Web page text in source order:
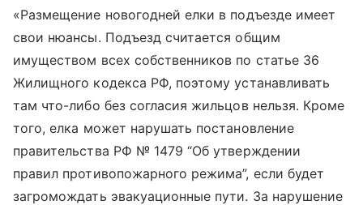
«Размещение новогодней елки в подъезде имеет
свои нюансы. Подъезд считается общим
имуществом всех собственников по статье 36
Жилищного кодекса РФ, поэтому устанавливать
там что-либо без согласия жильцов нельзя. Кроме
того, елка может нарушать постановление
правительства РФ № 1479 “Об утверждении
правил противопожарного режима”, если будет
загромождать эвакуационные пути. За нарушение